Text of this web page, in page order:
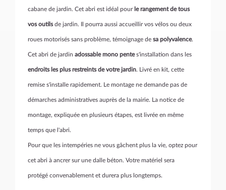
cabane de jardin. Cet abri est idéal pour le rangement de tous
vos outilsde jardin. Il pourra aussi accueillir vos vélos ou deux
roues motorisés sans problème, témoignage de sa polyvalence.
Cet abri de jardin adossable mono pentes'installation dans les
endroits les plus restreints de votre jardin. Livré en kit, cette
remise s'installe rapidement. Le montage ne demande pas de
démarches administratives auprès de la mairie. La notice de
montage, expliquée en plusieurs étapes, est livrée en même
temps que l'abri.
Pour que les intempéries ne vous gâchent plus la vie, optez pour
cet abri à ancrer sur une dalle béton. Votre matériel sera
protégé convenablement et durera plus longtemps.